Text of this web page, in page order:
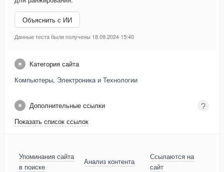
Объяснить с ИИ
Данные теста были получены 18.09.2024 15:40
Категория сайта
Компьютеры, Электроника и Технологии
Дополнительные ссылки
Показать список ссылок
Упоминания сайта
в поиске
Анализ контента
Ссылаются на
сайт